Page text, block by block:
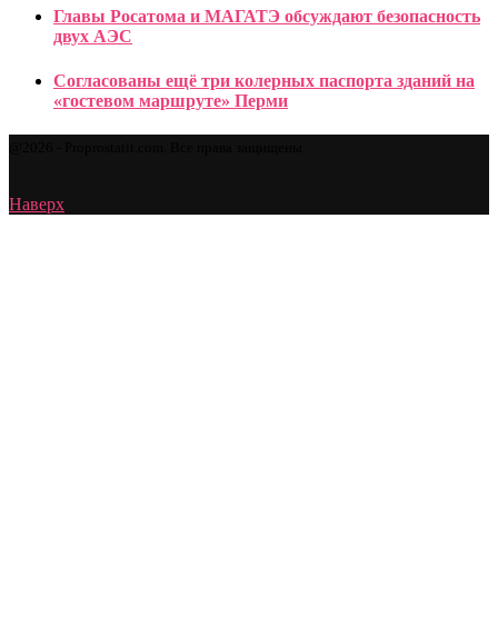
Главы Росатома и МАГАТЭ обсуждают безопасность
двух АЭС
Согласованы ещё три колерных паспорта зданий на
«гостевом маршруте» Перми
Наверх